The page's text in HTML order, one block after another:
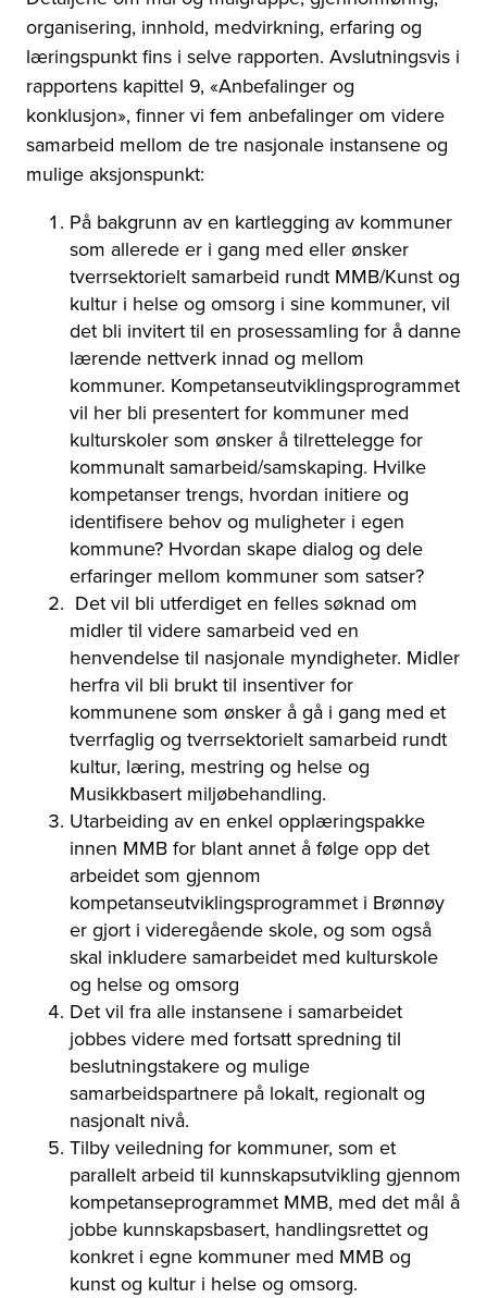
organisering, innhold, medvirkning, erfaring og
læringspunkt fins i selve rapporten. Avslutningsvis i
rapportens kapittel 9, «Anbefalinger og
konklusjon», finner vi fem anbefalinger om videre
samarbeid mellom de tre nasjonale instansene og
mulige aksjonspunkt:
På bakgrunn av en kartlegging av kommuner
som allerede er i gang med eller ønsker
tverrsektorielt samarbeid rundt MMB/Kunst og
kultur i helse og omsorg i sine kommuner, vil
det bli invitert til en prosessamling for å danne
lærende nettverk innad og mellom
kommuner. Kompetanseutviklingsprogrammet
vil her bli presentert for kommuner med
kulturskoler som ønsker å tilrettelegge for
kommunalt samarbeid/samskaping. Hvilke
kompetanser trengs, hvordan initiere og
identifisere behov og muligheter i egen
kommune? Hvordan skape dialog og dele
erfaringer mellom kommuner som satser?
Det vil bli utferdiget en felles søknad om
midler til videre samarbeid ved en
henvendelse til nasjonale myndigheter. Midler
herfra vil bli brukt til insentiver for
kommunene som ønsker å gå i gang med et
tverrfaglig og tverrsektorielt samarbeid rundt
kultur, læring, mestring og helse og
Musikkbasert miljøbehandling.
Utarbeiding av en enkel opplæringspakke
innen MMB for blant annet å følge opp det
arbeidet som gjennom
kompetanseutviklingsprogrammet i Brønnøy
er gjort i videregående skole, og som også
skal inkludere samarbeidet med kulturskole
og helse og omsorg
Det vil fra alle instansene i samarbeidet
jobbes videre med fortsatt spredning til
beslutningstakere og mulige
samarbeidspartnere på lokalt, regionalt og
nasjonalt nivå.
Tilby veiledning for kommuner, som et
parallelt arbeid til kunnskapsutvikling gjennom
kompetanseprogrammet MMB, med det mål å
jobbe kunnskapsbasert, handlingsrettet og
konkret i egne kommuner med MMB og
kunst og kultur i helse og omsorg.